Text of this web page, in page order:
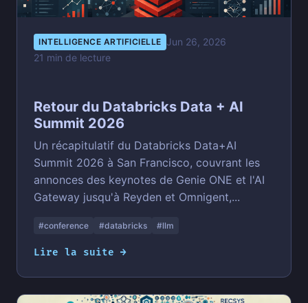
INTELLIGENCE ARTIFICIELLE Jun 26, 2026
21 min de lecture
Retour du Databricks Data + AI
Summit 2026
Un récapitulatif du Databricks Data+AI
Summit 2026 à San Francisco, couvrant les
annonces des keynotes de Genie ONE et l'AI
Gateway jusqu'à Reyden et Omnigent,...
#conference #databricks #llm
Lire la suite →